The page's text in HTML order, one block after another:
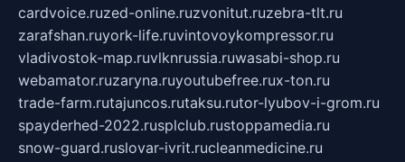
cardvoice.ruzed-online.ruzvonitut.ruzebra-tlt.ru
zarafshan.ruyork-life.ruvintovoykompressor.ru
vladivostok-map.ruvlknrussia.ruwasabi-shop.ru
webamator.ruzaryna.ruyoutubefree.rux-ton.ru
trade-farm.rutajuncos.rutaksu.rutor-lyubov-i-grom.ru
spayderhed-2022.rusplclub.rustoppamedia.ru
snow-guard.ruslovar-ivrit.rucleanmedicine.ru